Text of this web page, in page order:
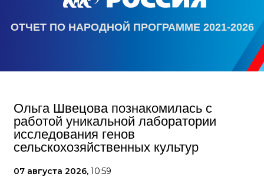
ОТЧЕТ ПО НАРОДНОЙ ПРОГРАММЕ 2021-2026
Ольга Швецова познакомилась с
работой уникальной лаборатории
исследования генов
сельскохозяйственных культур
07 августа 2026, 10:59